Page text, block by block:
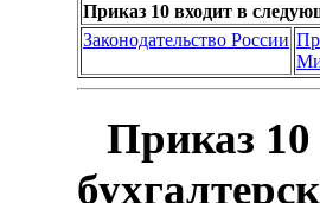
Приказ 10 входит в
Законодательство России
Приказ